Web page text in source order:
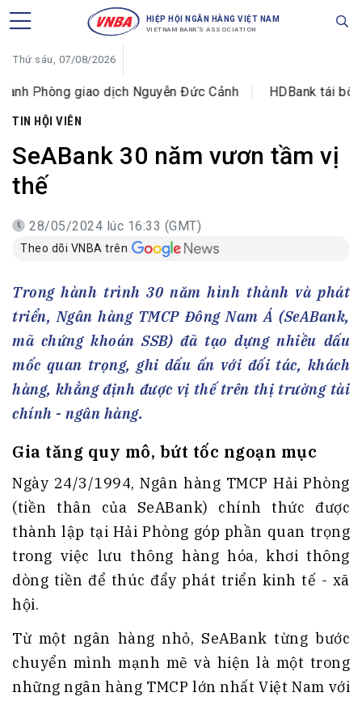
HIỆP HỘI NGÂN HÀNG VIỆT NAM
VIETNAM BANK'S ASSOCIATION
Thứ sáu, 07/08/2026
giao dịch Nguyễn Đức Cảnh HDBank tái bổ nhiệm ông
TIN HỘI VIÊN
SeABank 30 năm vươn tầm vị
thế
28/05/2024 lúc 16:33 (GMT)
Theo dõi VNBA trên
Trong hành trình 30 năm hình thành và phát
triển, Ngân hàng TMCP Đông Nam Á (SeABank,
mã chứng khoán SSB) đã tạo dựng nhiều dấu
mốc quan trọng, ghi dấu ấn với đối tác, khách
hàng, khẳng định được vị thế trên thị trường tài
chính - ngân hàng.
Gia tăng quy mô, bứt tốc ngoạn mục
Ngày 24/3/1994, Ngân hàng TMCP Hải Phòng
(tiền thân của SeABank) chính thức được
thành lập tại Hải Phòng góp phần quan trọng
trong việc lưu thông hàng hóa, khơi thông
dòng tiền để thúc đẩy phát triển kinh tế - xã
hội.
Từ một ngân hàng nhỏ, SeABank từng bước
chuyển mình mạnh mẽ và hiện là một trong
những ngân hàng TMCP lớn nhất Việt Nam với